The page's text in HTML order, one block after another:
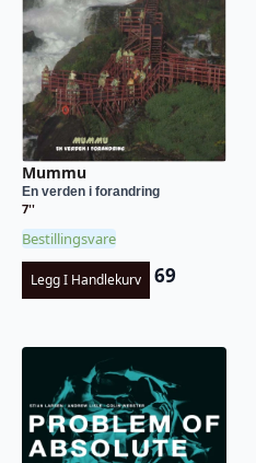
Mummu
En verden i forandring
7''
Bestillingsvare
Legg I Handlekurv 69